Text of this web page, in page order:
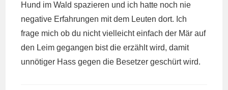
Hund im Wald spazieren und ich hatte noch nie
negative Erfahrungen mit dem Leuten dort. Ich
frage mich ob du nicht vielleicht einfach der Mär auf
den Leim gegangen bist die erzählt wird, damit
unnötiger Hass gegen die Besetzer geschürt wird.